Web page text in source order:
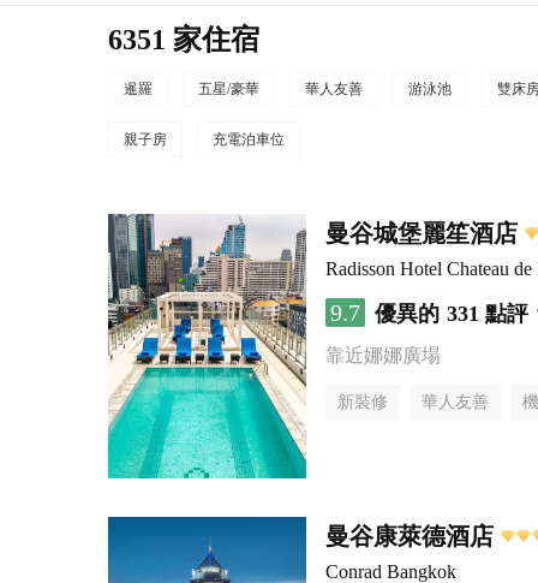
6351 家住宿
暹羅 五星/豪華 華人友善 游泳池 雙床
親子房 充電泊車位
曼谷城堡麗笙酒店
Radisson Hotel Chateau
9.7 優異的 331 點評
靠近娜娜廣場
新裝修 華人友善
曼谷康萊德酒店
Conrad Bangkok